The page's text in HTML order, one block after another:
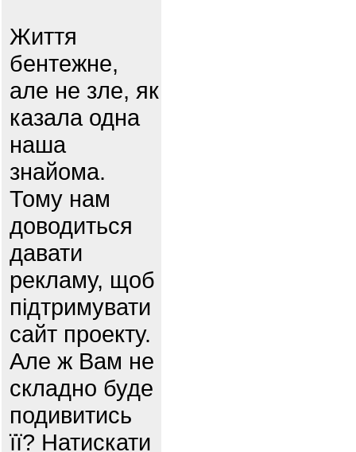
Життя
бентежне,
але не зле, як
казала одна
наша
знайома.
Тому нам
доводиться
давати
рекламу, щоб
підтримувати
сайт проекту.
Але ж Вам не
складно буде
подивитись
її? Натискати